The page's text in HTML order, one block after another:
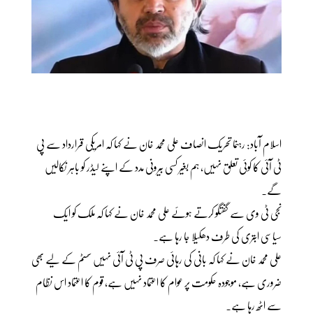
اسلام آباد: رہنما تحریک انصاف علی محمد خان نے کہا کہ امریکی قرارداد سے پی
ٹی آئی کا کوئی تعلق نہیں، ہم بغیر کسی بیرونی مدد کے اپنے لیڈر کو باہر نکالیں
گے۔
نجی ٹی وی سے گفتگو کرتے ہوئے علی محمد خان نے کہا کہ ملک کو ایک
سیاسی ابتری کی طرف دھکیلا جا رہا ہے۔
علی محمد خان نے کہا کہ بانی کی رہائی صرف پی ٹی آئی نہیں سسٹم کے لیے بھی
ضروری ہے، موجودہ حکومت پر عوام کا اعتماد نہیں ہے، قوم کا اعتماد اس نظام
سے اٹھ رہا ہے۔